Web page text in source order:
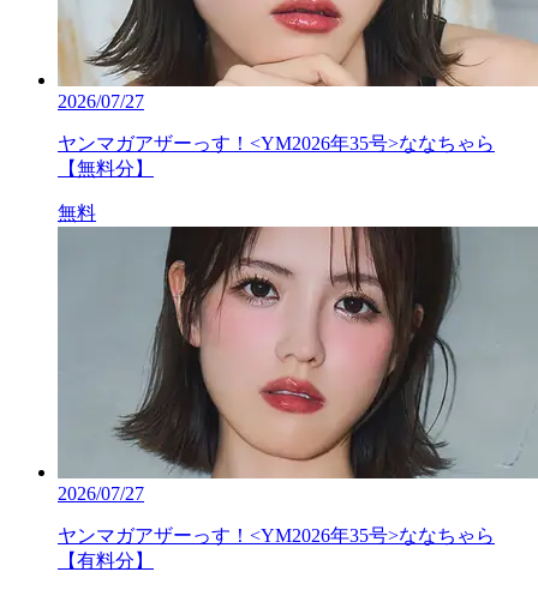
2026/07/27
ヤンマガアザーっす！<YM2026年35号>ななちゃら
【無料分】
無料
2026/07/27
ヤンマガアザーっす！<YM2026年35号>ななちゃら
【有料分】